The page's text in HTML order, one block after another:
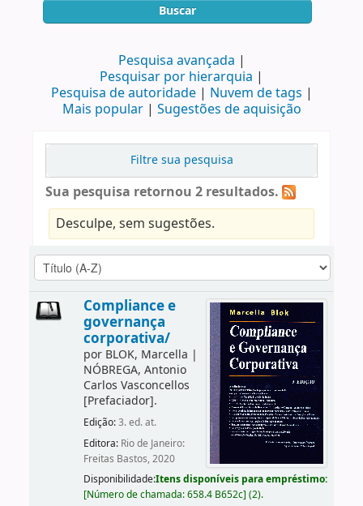
Buscar
Pesquisa avançada
Pesquisar por hierarquia
Pesquisa de autoridade
Nuvem de tags
Mais popular
Sugestões de aquisição
Filtre sua pesquisa
Sua pesquisa retornou 2 resultados.
Desculpe, sem sugestões.
Compliance e
governança
corporativa/
por BLOK, Marcella |
NÓBREGA, Antonio
Carlos Vasconcellos
[Prefaciador].
Edição:3. ed. at.
Editora: Rio de Janeiro:
Freitas Bastos, 2020
Disponibilidade:Itens disponíveis para empréstimo:
[Número de chamada:658.4 B652c] (2).